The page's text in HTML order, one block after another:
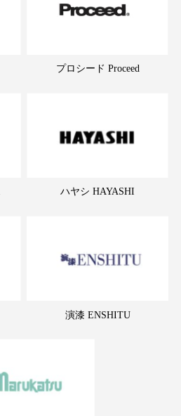
プロシード Proceed
ハヤシ HAYASHI
演漆 ENSHITU